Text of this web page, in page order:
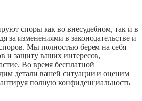
споры как во внесудебном, так и в
за изменениями в законодательстве и
Мы полностью берем на себя
и защиту ваших интересов,
Во время бесплатной
детали вашей ситуации и оценим
полную конфиденциальность